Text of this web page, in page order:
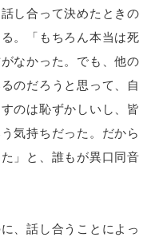
し合って決めたときの
。「もちろん本当は死
なかった。でも、他の
のだろうと思って、自
のは恥ずかしいし、皆
気持ちだった。だから
」と、誰もが異口同音
、話し合うことによっ